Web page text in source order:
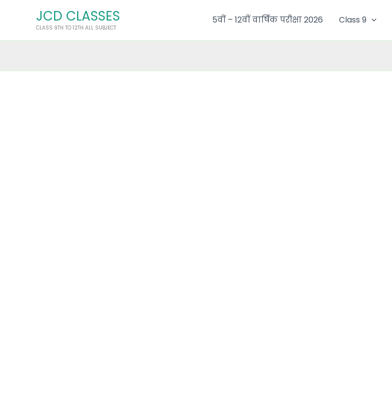
JCD CLASSES
CLASS 9TH TO 12TH ALL SUBJECT
5वीं – 12वीं वार्षिक परीक्षा 2026 Class 9